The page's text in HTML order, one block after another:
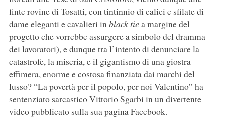
finte rovine di Tosatti, con tintinnio di calici e sfilate di
dame eleganti e cavalieri inblack tiea margine del
progetto che vorrebbe assurgere a simbolo del dramma
dei lavoratori), e dunque tra l’intento di denunciare la
catastrofe, la miseria, e il gigantismo di una giostra
effimera, enorme e costosa finanziata dai marchi del
lusso? “La povertà per il popolo, per noi Valentino” ha
sentenziato sarcastico Vittorio Sgarbi in un divertente
video pubblicato sulla sua pagina Facebook.